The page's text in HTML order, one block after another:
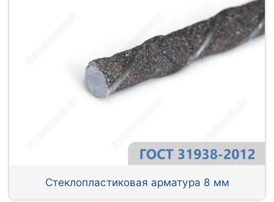
Стеклопластиковая арматура 8 мм